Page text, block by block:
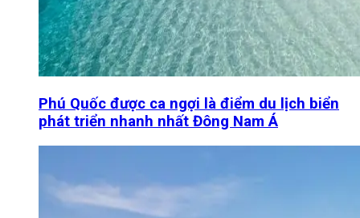
Phú Quốc được ca ngợi là điểm du lịch biển
phát triển nhanh nhất Đông Nam Á